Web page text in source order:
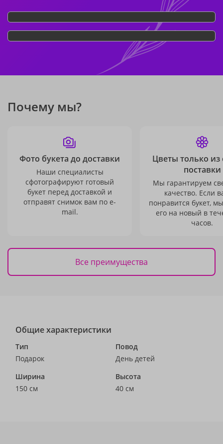
Почему мы?
Фото букета до доставки
Наши специалисты
сфотографируют готовый
букет перед доставкой и
отправят снимок вам по e-
mail.
Цветы только из
поставки
Мы гарантируем
качество. Если
понравится букет,
его на новый в
часов.
Все преимущества
Общие характеристики
Тип
Подарок
Повод
День детей
Ширина
150 см
Высота
40 см